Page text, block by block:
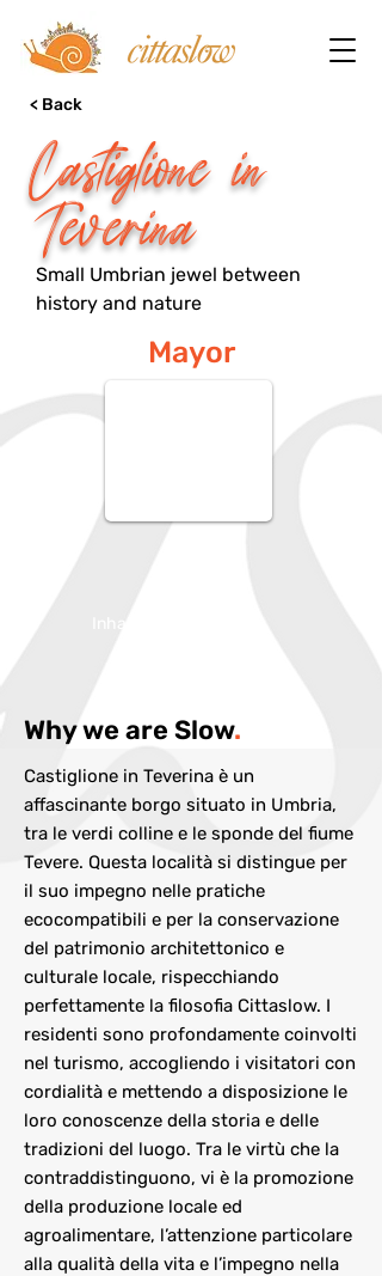
Castiglione in
Teverina
< Back
Small Umbrian jewel between
history and nature
Mayor
Why we are Slow.
Castiglione in Teverina è un
affascinante borgo situato in Umbria,
tra le verdi colline e le sponde del fiume
Tevere. Questa località si distingue per
il suo impegno nelle pratiche
ecocompatibili e per la conservazione
del patrimonio architettonico e
culturale locale, rispecchiando
perfettamente la filosofia Cittaslow. I
residenti sono profondamente coinvolti
nel turismo, accogliendo i visitatori con
cordialità e mettendo a disposizione le
loro conoscenze della storia e delle
tradizioni del luogo. Tra le virtù che la
contraddistinguono, vi è la promozione
della produzione locale ed
agroalimentare, l’attenzione particolare
alla qualità della vita e l’impegno nella